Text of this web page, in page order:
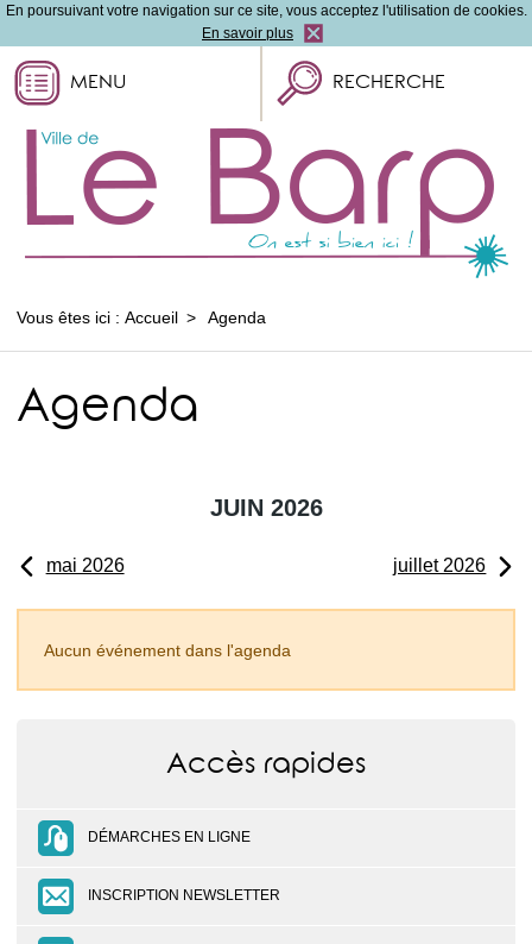
En poursuivant votre navigation sur ce site, vous acceptez l'utilisation de cookies.
En savoir plus
MENU RECHERCHE
Vous êtes ici : Accueil Agenda
Agenda
JUIN 2026
mai 2026 juillet 2026
Aucun événement dans l'agenda
Accès rapides
DÉMARCHES EN LIGNE
INSCRIPTION NEWSLETTER